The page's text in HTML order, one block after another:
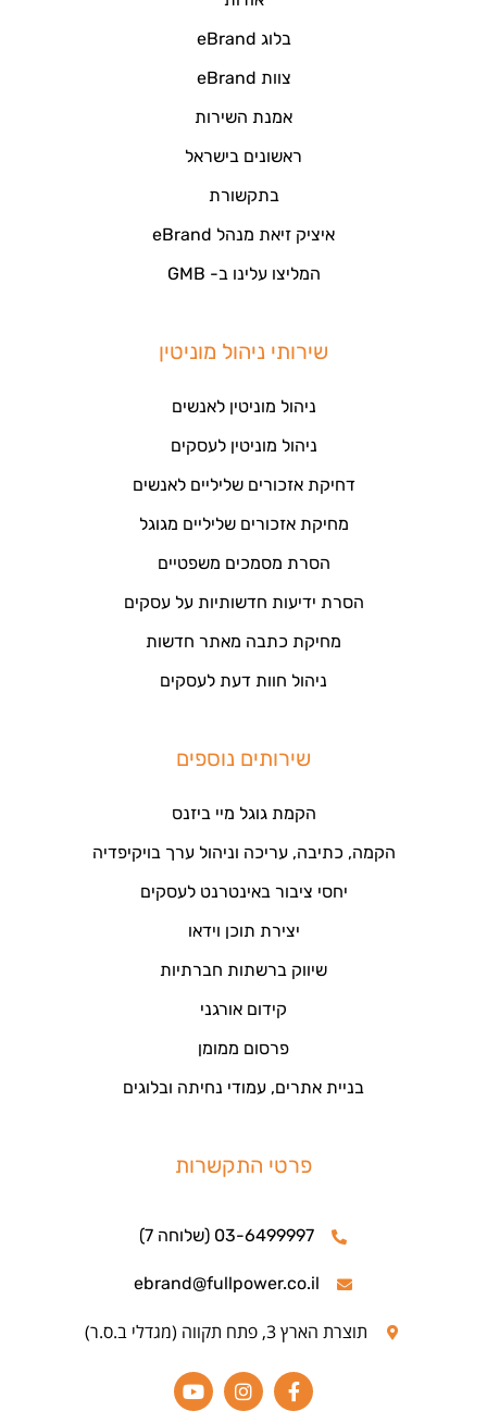
בלוג eBrand
צוות eBrand
אמנת השירות
ראשונים בישראל
בתקשורת
איציק זיאת מנהל eBrand
המליצו עלינו ב- GMB
שירותי ניהול מוניטין
ניהול מוניטין לאנשים
ניהול מוניטין לעסקים
דחיקת אזכורים שליליים לאנשים
מחיקת אזכורים שליליים מגוגל
הסרת מסמכים משפטיים
הסרת ידיעות חדשותיות על עסקים
מחיקת כתבה מאתר חדשות
ניהול חוות דעת לעסקים
שירותים נוספים
הקמת גוגל מיי ביזנס
הקמה, כתיבה, עריכה וניהול ערך בויקיפדיה
יחסי ציבור באינטרנט לעסקים
יצירת תוכן וידאו
שיווק ברשתות חברתיות
קידום אורגני
פרסום ממומן
בניית אתרים, עמודי נחיתה ובלוגים
פרטי התקשרות
03-6499997 (שלוחה 7)
ebrand@fullpower.co.il
תוצרת הארץ 3, פתח תקווה (מגדלי ב.ס.ר)